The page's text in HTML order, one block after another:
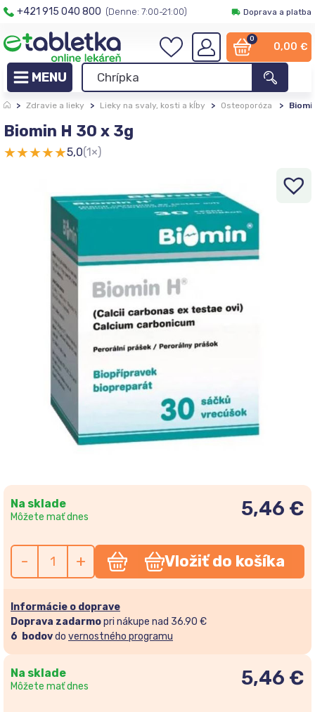
+421 915 040 800 (Denne: 7:00-21:00) Doprava a platba
0
0,00 €
> Zdravie a lieky > Lieky na svaly, kosti a kĺby > Osteoporóza >
Biomin H 30 x 3g
★★★★★5,0(1×)
Na sklade
Môžete mať dnes 5,46 €
- + Vložiť do košíka
Informácie o doprave
Doprava zadarmopri nákupe nad 36.90 €
6 bodovdo vernostného programu
Na sklade
Môžete mať dnes 5,46 €